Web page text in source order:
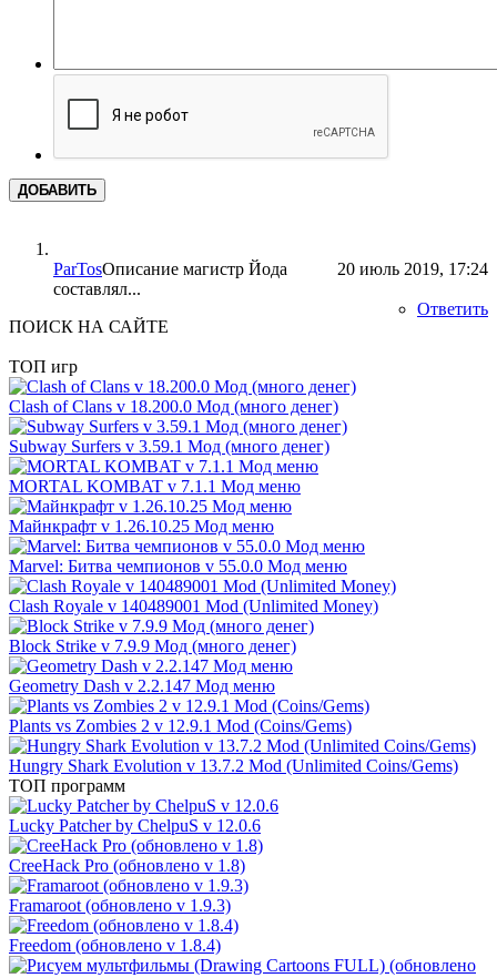
ДОБАВИТЬ
ParTos 20 июль 2019, 17:24
Описание магистр Йода
составлял...
Ответить
ПОИСК НА САЙТЕ
ТОП игр
Clash of Clans v 18.200.0 Мод (много денег)
Subway Surfers v 3.59.1 Мод (много денег)
MORTAL KOMBAT v 7.1.1 Мод меню
Майнкрафт v 1.26.10.25 Мод меню
Marvel: Битва чемпионов v 55.0.0 Мод меню
Clash Royale v 140489001 Mod (Unlimited Money)
Block Strike v 7.9.9 Мод (много денег)
Geometry Dash v 2.2.147 Мод меню
Plants vs Zombies 2 v 12.9.1 Mod (Coins/Gems)
Hungry Shark Evolution v 13.7.2 Mod (Unlimited Coins/Gems)
ТОП программ
Lucky Patcher by ChelpuS v 12.0.6
CreeHack Pro (обновлено v 1.8)
Framaroot (обновлено v 1.9.3)
Freedom (обновлено v 1.8.4)